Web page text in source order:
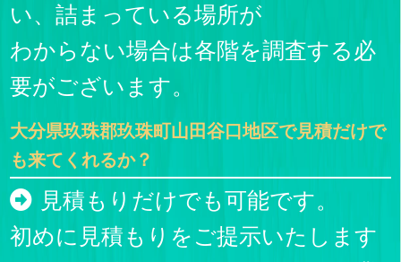
い、詰まっている場所が
わからない場合は各階を調査する必
要がございます。
大分県玖珠郡玖珠町山田谷口地区で見積だけで
も来てくれるか？
見積もりだけでも可能です。
初めに見積もりをご提示いたします